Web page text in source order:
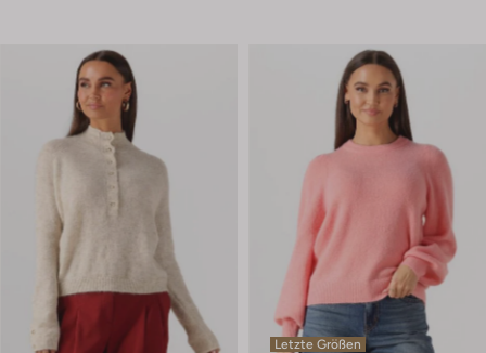
Letzte Größen